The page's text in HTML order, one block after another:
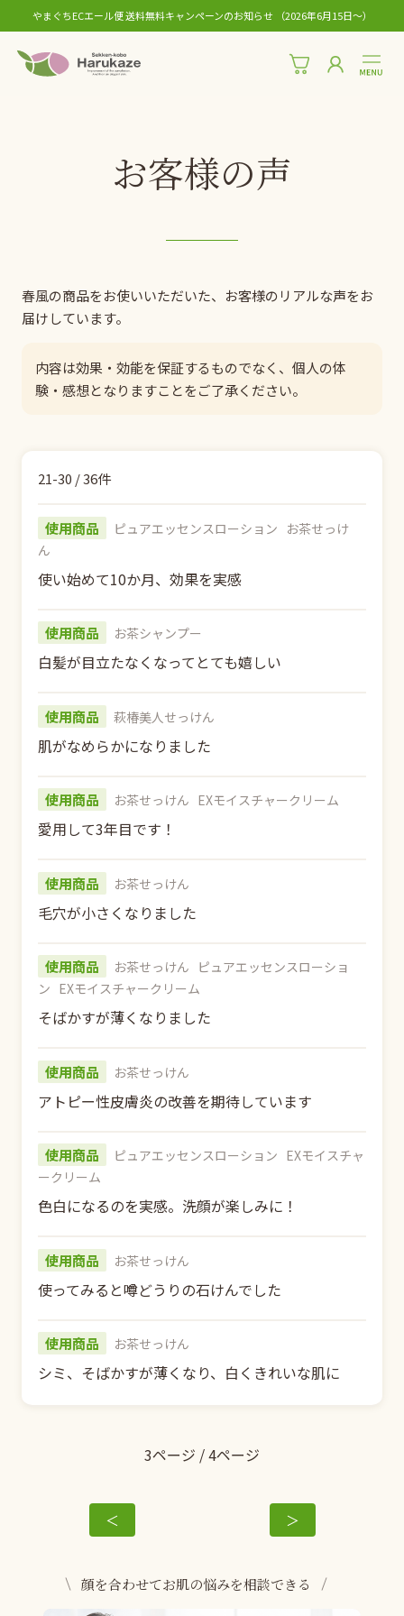
やまぐちECエール便 送料無料キャンペーンのお知らせ （2026年6月15日〜）
お客様の声
春風の商品をお使いいただいた、お客様のリアルな声をお
届けしています。
内容は効果・効能を保証するものでなく、個人の体
験・感想となりますことをご了承ください。
21-30 / 36件
使用商品 ピュアエッセンスローション お茶せっけ
ん
使い始めて10か月、効果を実感
使用商品 お茶シャンプー
白髪が目立たなくなってとても嬉しい
使用商品 萩椿美人せっけん
肌がなめらかになりました
使用商品 お茶せっけん EXモイスチャークリーム
愛用して3年目です！
使用商品 お茶せっけん
毛穴が小さくなりました
使用商品 お茶せっけん ピュアエッセンスローショ
ン EXモイスチャークリーム
そばかすが薄くなりました
使用商品 お茶せっけん
アトピー性皮膚炎の改善を期待しています
使用商品 ピュアエッセンスローション EXモイスチャ
ークリーム
色白になるのを実感。洗顔が楽しみに！
使用商品 お茶せっけん
使ってみると噂どうりの石けんでした
使用商品 お茶せっけん
シミ、そばかすが薄くなり、白くきれいな肌に
3ページ / 4ページ
＜ ＞
顔を合わせてお肌の悩みを相談できる